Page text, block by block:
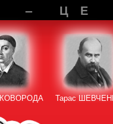
– ЦЕ
Тарас